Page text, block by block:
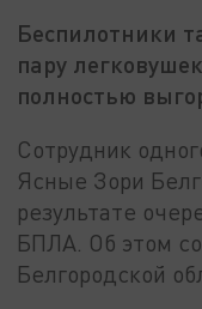
Беспилотники
пару
полностью
Сотрудник
Ясные Зори
результате
БПЛА. Об этом
Белгородской